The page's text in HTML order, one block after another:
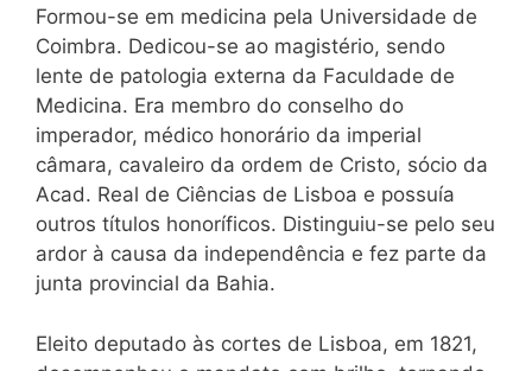
Formou-se em medicina pela Universidade de
Coimbra. Dedicou-se ao magistério, sendo
lente de patologia externa da Faculdade de
Medicina. Era membro do conselho do
imperador, médico honorário da imperial
câmara, cavaleiro da ordem de Cristo, sócio da
Acad. Real de Ciências de Lisboa e possuía
outros títulos honoríficos. Distinguiu-se pelo seu
ardor à causa da independência e fez parte da
junta provincial da Bahia.
Eleito deputado às cortes de Lisboa, em 1821,